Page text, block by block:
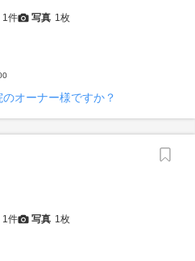
1件 写真 1枚
オーナー様ですか？
1件 写真 1枚